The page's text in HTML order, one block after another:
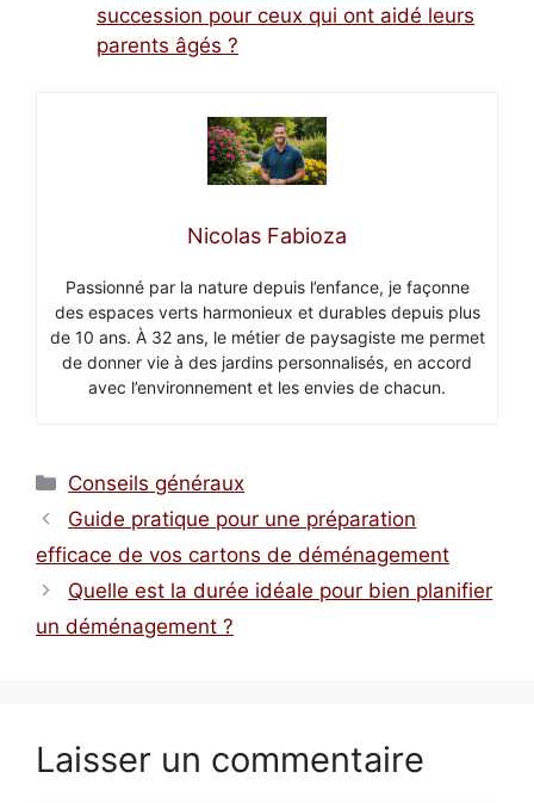
succession pour ceux qui ont aidé leurs
parents âgés ?
Nicolas Fabioza
Passionné par la nature depuis l’enfance, je façonne
des espaces verts harmonieux et durables depuis plus
de 10 ans. À 32 ans, le métier de paysagiste me permet
de donner vie à des jardins personnalisés, en accord
avec l’environnement et les envies de chacun.
Catégories
Conseils généraux
Guide pratique pour une préparation
efficace de vos cartons de déménagement
Quelle est la durée idéale pour bien planifier
un déménagement ?
Laisser un commentaire